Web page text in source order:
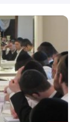
האזרחי. המהלך
מוסדות
באוגוסט